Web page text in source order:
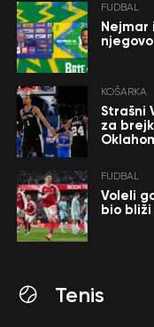
FUDBAL
KOŠARKA
Strašni
za
FUDBAL
Voleli
bio
Tenis